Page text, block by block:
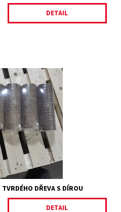
DETAIL
dřevin. Balení 10kg, paleta
ČR, ne UA. POUZE OSOBNÍ
ks
TVRDÉHO DŘEVA S DÍROU
DETAIL